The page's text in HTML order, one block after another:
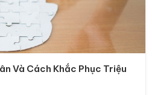
Và Cách Khắc Phục Triệu